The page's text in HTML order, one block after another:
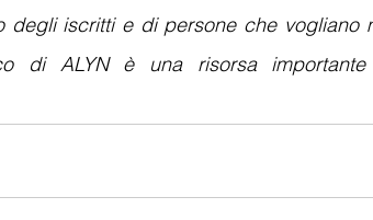
degli iscritti e di persone che vogliano
di ALYN è una risorsa